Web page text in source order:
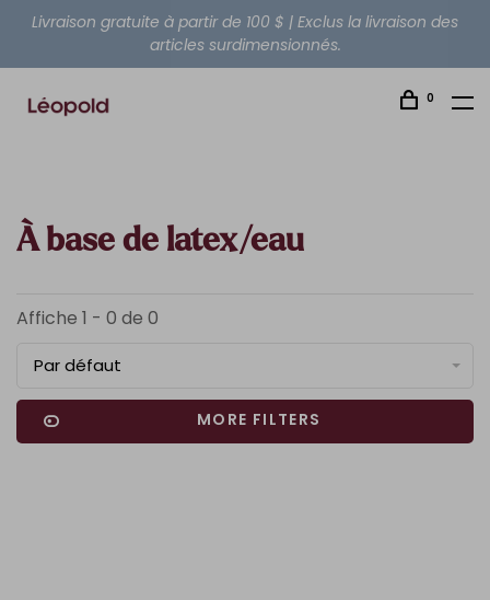
Livraison gratuite à partir de 100 $ | Exclus la livraison des
articles surdimensionnés.
0
À base de latex/eau
Affiche 1 - 0 de 0
Par défaut
MORE FILTERS